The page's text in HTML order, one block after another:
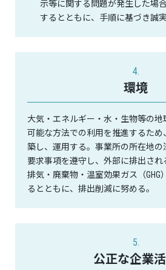
示等に関する問題が発生した場
するとともに、手順に基づき誠
4.
環境
大気・エネルギー・水・生物等の
可能な方法での利用を推進するた
築し、運用する。事業所の所在地
要求事項を遵守し、外部に排出され
排気・廃棄物・温室効果ガス（GHG
るとともに、排出削減に努める。
5.
公正な企業